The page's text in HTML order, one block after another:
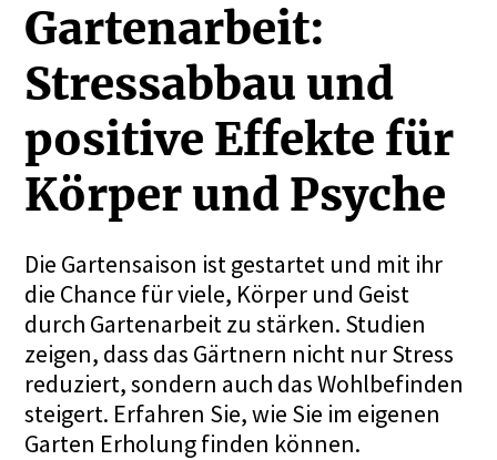
Garten­arbeit:
Stress­abbau und
positive Effekte für
Körper und Psyche
Die Gartensaison ist gestartet und mit ihr
die Chance für viele, Körper und Geist
durch Gartenarbeit zu stärken. Studien
zeigen, dass das Gärtnern nicht nur Stress
reduziert, sondern auch das Wohlbefinden
steigert. Erfahren Sie, wie Sie im eigenen
Garten Erholung finden können.